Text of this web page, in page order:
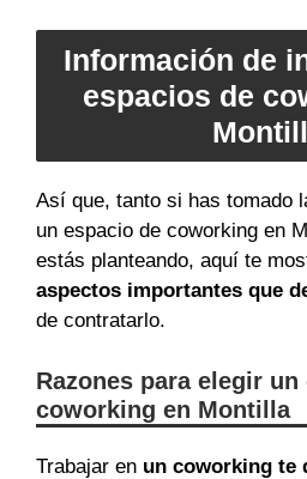
Información de
espacios de
Así que, tanto si has tomado
un espacio de coworking en
estás planteando, aquí te
aspectos importantes que
de contratarlo.
Razones para elegir
coworking en Montilla
Trabajar en un coworking te